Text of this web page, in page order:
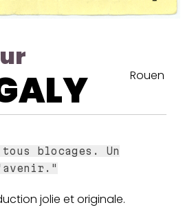
Rouen
blocages. Un
jolie et originale.